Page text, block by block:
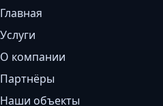
Главная
Услуги
О компании
Партнёры
Наши объекты